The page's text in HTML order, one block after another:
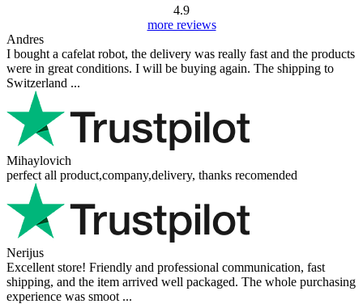
4.9
more reviews
Andres
I bought a cafelat robot, the delivery was really fast and the products
were in great conditions. I will be buying again. The shipping to
Switzerland ...
Mihaylovich
perfect all product,company,delivery, thanks recomended
Nerijus
Excellent store! Friendly and professional communication, fast
shipping, and the item arrived well packaged. The whole purchasing
experience was smoot ...